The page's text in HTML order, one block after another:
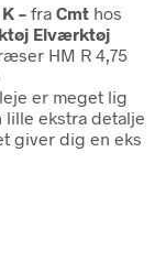
– fra Cmt hos
Elværktøj
HM R 4,75
er meget lig
lille ekstra detalje
giver dig en eks